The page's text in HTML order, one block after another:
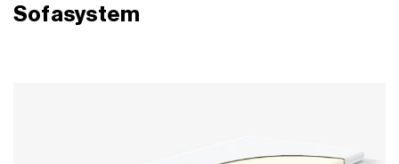
Sofasystem